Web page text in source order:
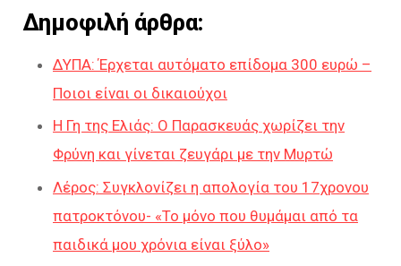
Δημοφιλή άρθρα:
ΔΥΠΑ: Έρχεται αυτόματο επίδομα 300 ευρώ –
Ποιοι είναι οι δικαιούχοι
Η Γη της Ελιάς: Ο Παρασκευάς χωρίζει την
Φρύνη και γίνεται ζευγάρι με την Μυρτώ
Λέρος: Συγκλονίζει η απολογία του 17χρονου
πατροκτόνου- «Το μόνο που θυμάμαι από τα
παιδικά μου χρόνια είναι ξύλο»